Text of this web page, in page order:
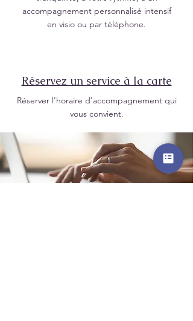
accompagnement personnalisé intensif
en visio ou par téléphone.
Réservez un service à la carte
Réserver l'horaire d'accompagnement qui
vous convient.